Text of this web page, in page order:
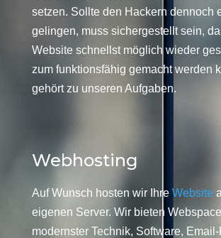
setzen. Sollte den Hackern dennoch
gelingen, muss sichergestellt sein,
Website schnellst möglich wieder
zum funktionsfähig gemacht werden
gehört zu unseren Aufgaben.
Webhosting
Auf Wunsch hosten wir Ihre Website
eigenen Server. Wir bieten
modernster Technik, Software,